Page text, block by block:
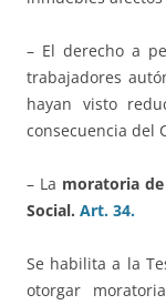
– El derecho a
trabajadores
hayan visto
consecuencia del
– La moratoria de
Social. Art. 34.
Se habilita a la
otorgar